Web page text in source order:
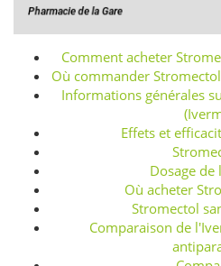
Comment acheter
Où commander
Informations générales
Effets et
Dosage
Où acheter
Stromectol
Comparaison de